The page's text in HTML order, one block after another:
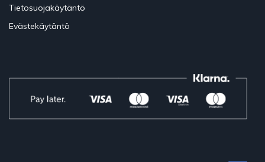
Tietosuojakäytäntö
Evästekäytäntö